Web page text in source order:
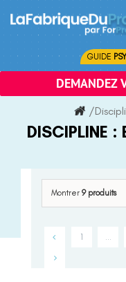
content
GUIDE
DEMANDEZ
/
DISCIPLINE :
Montrer 9 produits
1